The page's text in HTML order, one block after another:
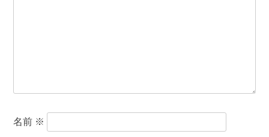
名前 ※